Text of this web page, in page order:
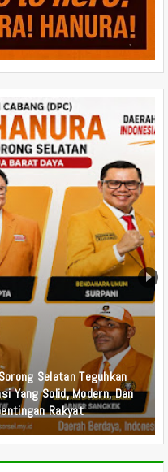
Ucapkan Selamat HUT
Ajak Masyarakat Perkuat
Daerah